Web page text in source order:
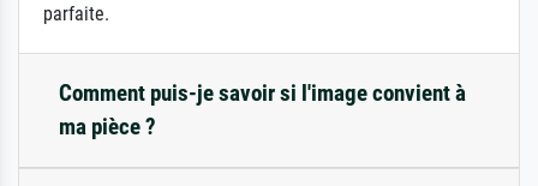
parfaite.
Comment puis-je savoir si l'image convient à
ma pièce ?